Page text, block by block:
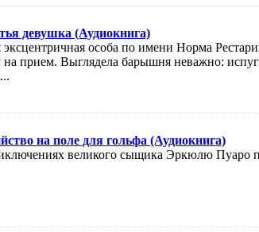
девушка (Аудиокнига)
особа по имени Норма
на прием. Выглядела барышня неважно:
на поле для гольфа (Аудиокнига)
великого сыщика Эркюлю Пуаро